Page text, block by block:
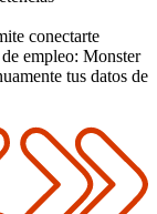
conectarte
empleo: Monster
tus datos de